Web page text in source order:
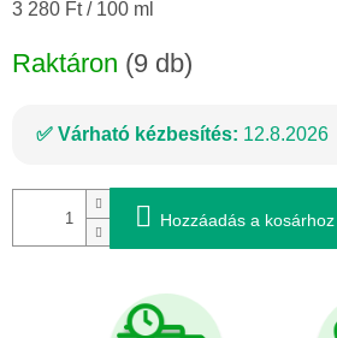
Egységár:
3 280 Ft / 100 ml
Raktáron (9 db)
Várható kézbesítés: 12.8.2026
Hozzáadás a kosárhoz